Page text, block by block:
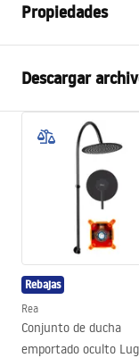
Propiedades
Color
Tipo de cabina
Color del vidrio
Dirección de la cabina
Garantía
Revestimiento Easy
Descargar
Instrukcja
Rebajas
Rea
Conjunto de ducha
emportado oculto